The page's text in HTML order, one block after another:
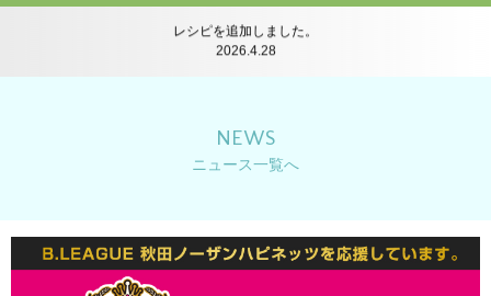
レシピを追加しました。
2026.4.28
ドリンクレシピを追加しました。
レシピを追加しました。
2025.12.11
年末年始休業のお知らせ
イベントレポートを公開しました。
2025.8.6
NEWS
ニュース一覧へ